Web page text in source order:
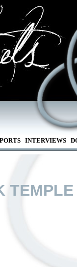
INTERVIEWS
TEMPLE